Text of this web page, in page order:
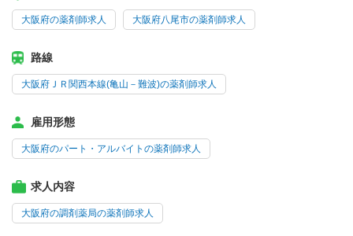
大阪府の薬剤師求人 大阪府八尾市の薬剤師求人
路線
大阪府ＪＲ関西本線(亀山－難波)の薬剤師求人
雇用形態
大阪府のパート・アルバイトの薬剤師求人
求人内容
大阪府の調剤薬局の薬剤師求人